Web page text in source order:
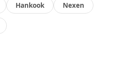
Hankook Nexen